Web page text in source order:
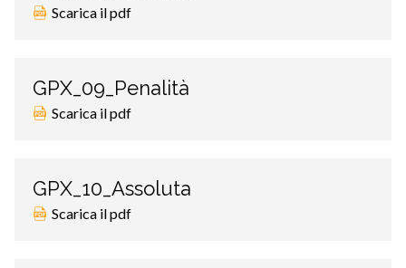
Scarica il pdf
GPX_09_Penalità
Scarica il pdf
GPX_10_Assoluta
Scarica il pdf